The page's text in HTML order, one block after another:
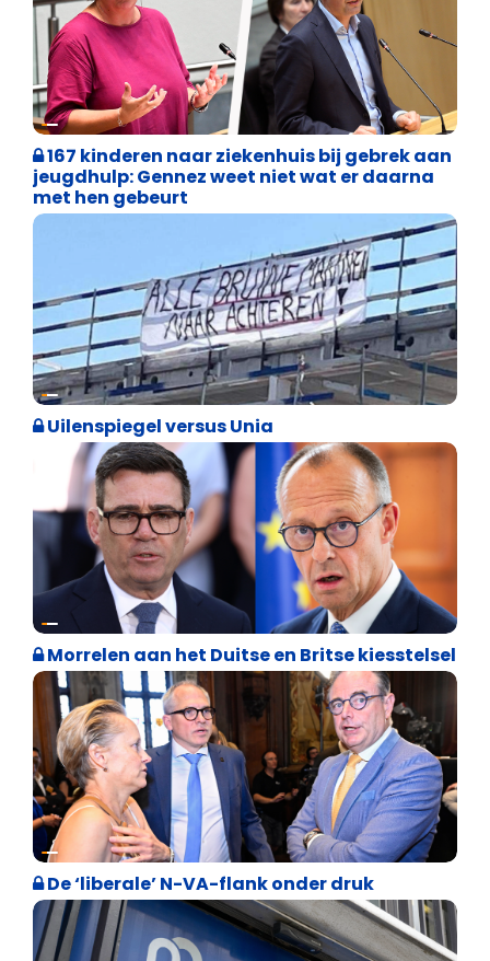
Binnenland politiek
167 kinderen naar ziekenhuis bij gebrek aan
jeugdhulp: Gennez weet niet wat er daarna
met hen gebeurt
Cultuuroorlog
Uilenspiegel versus Unia
Internationale politiek
Morrelen aan het Duitse en Britse kiesstelsel
Binnenland politiek
De ‘liberale’ N-VA-flank onder druk